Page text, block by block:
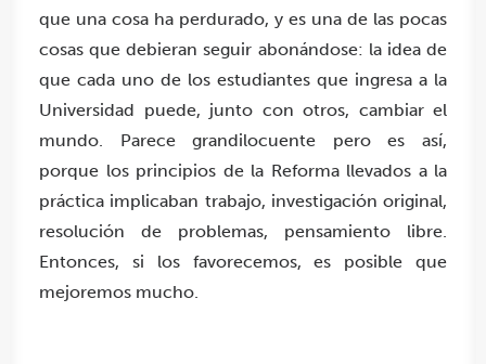
que una cosa ha perdurado, y es una de las pocas
cosas que debieran seguir abonándose: la idea de
que cada uno de los estudiantes que ingresa a la
Universidad puede, junto con otros, cambiar el
mundo. Parece grandilocuente pero es así,
porque los principios de la Reforma llevados a la
práctica implicaban trabajo, investigación original,
resolución de problemas, pensamiento libre.
Entonces, si los favorecemos, es posible que
mejoremos mucho.